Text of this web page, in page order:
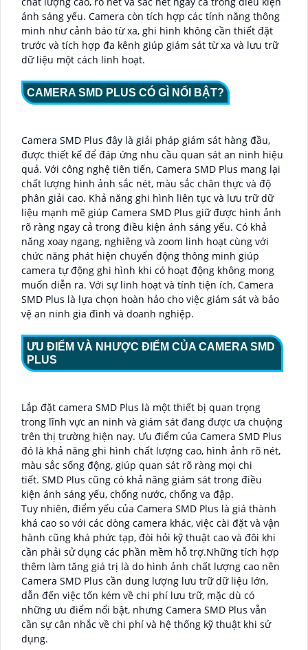
ánh sáng yếu. Camera còn tích hợp các tính năng thông
minh như cảnh báo từ xa, ghi hình không cần thiết đặt
trước và tích hợp đa kênh giúp giám sát từ xa và lưu trữ
dữ liệu một cách linh hoạt.
CAMERA SMD PLUS CÓ GÌ NỔI BẬT?
Camera SMD Plus đây là giải pháp giám sát hàng đầu,
được thiết kế để đáp ứng nhu cầu quan sát an ninh hiệu
quả. Với công nghệ tiên tiến, Camera SMD Plus mang lại
chất lượng hình ảnh sắc nét, màu sắc chân thực và độ
phân giải cao. Khả năng ghi hình liên tục và lưu trữ dữ
liệu mạnh mẽ giúp Camera SMD Plus giữ được hình ảnh
rõ ràng ngay cả trong điều kiện ánh sáng yếu. Có khả
năng xoay ngang, nghiêng và zoom linh hoạt cùng với
chức năng phát hiện chuyển động thông minh giúp
camera tự động ghi hình khi có hoạt động không mong
muốn diễn ra. Với sự linh hoạt và tính tiện ích, Camera
SMD Plus là lựa chọn hoàn hảo cho việc giám sát và bảo
vệ an ninh gia đình và doanh nghiệp.
ƯU ĐIỂM VÀ NHƯỢC ĐIỂM CỦA CAMERA SMD
PLUS
Lắp đặt camera SMD Plus là một thiết bị quan trọng
trong lĩnh vực an ninh và giám sát đang được ưa chuộng
trên thị trường hiện nay. Ưu điểm của Camera SMD Plus
đó là khả năng ghi hình chất lượng cao, hình ảnh rõ nét,
màu sắc sống động, giúp quan sát rõ ràng mọi chi
tiết. SMD Plus cũng có khả năng giám sát trong điều
kiện ánh sáng yếu, chống nước, chống va đập.
Tuy nhiên, điểm yếu của Camera SMD Plus là giá thành
khá cao so với các dòng camera khác, việc cài đặt và vận
hành cũng khá phức tạp, đòi hỏi kỹ thuật cao và đôi khi
cần phải sử dụng các phần mềm hỗ trợ.Những tích hợp
thêm làm tăng giá trị là do hình ảnh chất lượng cao nên
Camera SMD Plus cần dung lượng lưu trữ dữ liệu lớn,
dẫn đến việc tốn kém về chi phí lưu trữ, mặc dù có
những ưu điểm nổi bật, nhưng Camera SMD Plus vẫn
cần sự cân nhắc về chi phí và hệ thống kỹ thuật khi sử
dụng.